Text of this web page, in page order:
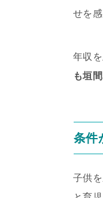
せを
年収
も垣
条件
子供